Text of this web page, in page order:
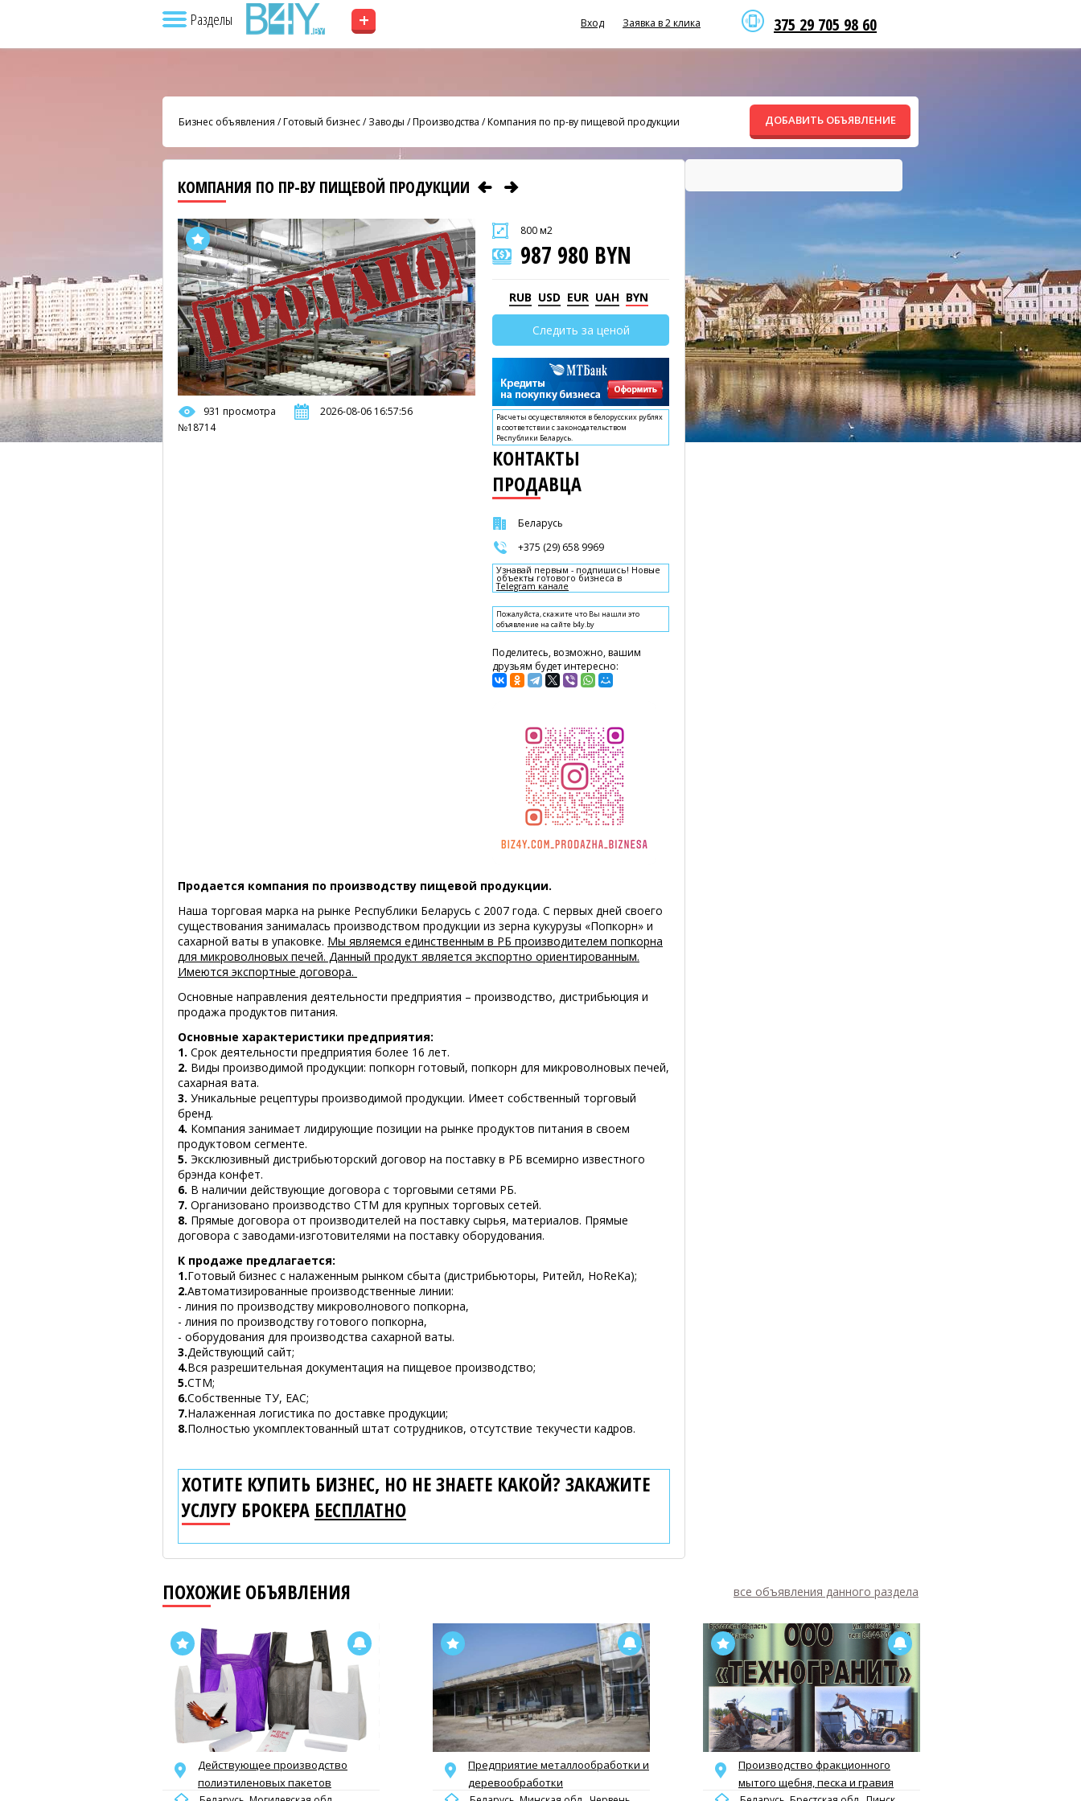
Разделы + 375 29 705 98 60
Вход Заявка в 2 клика
Бизнес объявления /Готовый бизнес/Заводы / Производства /Компания по пр-ву пищевой продукции ДОБАВИТЬ ОБЪЯВЛЕНИЕ
КОМПАНИЯ ПО ПР-ВУ ПИЩЕВОЙ ПРОДУКЦИИ
931 просмотра
2026-08-06 16:57:56
№18714
800 м2
987 980 BYN
RUB USD EUR UAH BYN
Следить за ценой
Расчеты осуществляются в белорусских рублях
в соответствии с законодательством
Республики Беларусь.
КОНТАКТЫ
ПРОДАВЦА
Беларусь
+375 (29) 658 9969
Узнавай первым - подпишись! Новые
объекты готового бизнеса в
Telegram канале
Пожалуйста, скажите что Вы нашли это
объявление на сайте b4y.by
Поделитесь, возможно, вашим
друзьям будет интересно:
Продается компания по производству пищевой продукции.
Наша торговая марка на рынке Республики Беларусь с 2007 года. С первых дней своего
существования занималась производством продукции из зерна кукурузы «Попкорн» и
сахарной ваты в упаковке. Мы являемся единственным в РБ производителем попкорна
для микроволновых печей. Данный продукт является экспортно ориентированным.
Имеются экспортные договора.
Основные направления деятельности предприятия – производство, дистрибьюция и
продажа продуктов питания.
Основные характеристики предприятия:
1. Срок деятельности предприятия более 16 лет.
2. Виды производимой продукции: попкорн готовый, попкорн для микроволновых печей,
сахарная вата.
3. Уникальные рецептуры производимой продукции. Имеет собственный торговый
бренд.
4. Компания занимает лидирующие позиции на рынке продуктов питания в своем
продуктовом сегменте.
5. Эксклюзивный дистрибьюторский договор на поставку в РБ всемирно известного
брэнда конфет.
6. В наличии действующие договора с торговыми сетями РБ.
7. Организовано производство СТМ для крупных торговых сетей.
8. Прямые договора от производителей на поставку сырья, материалов. Прямые
договора с заводами-изготовителями на поставку оборудования.
К продаже предлагается:
1.Готовый бизнес с налаженным рынком сбыта (дистрибьюторы, Ритейл, HoReKa);
2.Автоматизированные производственные линии:
- линия по производству микроволнового попкорна,
- линия по производству готового попкорна,
- оборудования для производства сахарной ваты.
3.Действующий сайт;
4.Вся разрешительная документация на пищевое производство;
5.СТМ;
6.Собственные ТУ, ЕАС;
7.Налаженная логистика по доставке продукции;
8.Полностью укомплектованный штат сотрудников, отсутствие текучести кадров.
ХОТИТЕ КУПИТЬ БИЗНЕС, НО НЕ ЗНАЕТЕ КАКОЙ? ЗАКАЖИТЕ
УСЛУГУ БРОКЕРА БЕСПЛАТНО
ПОХОЖИЕ ОБЪЯВЛЕНИЯ все объявления данного раздела
Действующее производство
полиэтиленовых пакетов
Предприятие металлообработки и
деревообработки
Производство фракционного
мытого щебня, песка и гравия